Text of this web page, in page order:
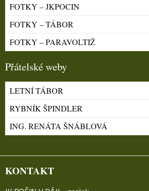
FOTKY – JKPOCIN
FOTKY – TÁBOR
FOTKY – PARAVOLTIŽ
Přátelské weby
LETNÍ TÁBOR
RYBNÍK ŠPINDLER
ING. RENÁTA ŠNÁBLOVÁ
KONTAKT